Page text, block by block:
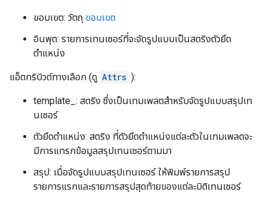
ขอบเขต: วัตถุ ขอบเขต
อินพุต: รายการเทนเซอร์ที่จะจัดรูปแบบเป็นสตริงตัวยึด
ตำแหน่ง
แอ็ตทริบิวต์ทางเลือก (ดู Attrs ):
template_: สตริง ซึ่งเป็นเทมเพลตสำหรับจัดรูปแบบสรุปเท
นเซอร์
ตัวยึดตำแหน่ง: สตริง ที่ตัวยึดตำแหน่งแต่ละตัวในเทมเพลตจะ
มีการแทรกข้อมูลสรุปเทนเซอร์ตามมา
สรุป: เมื่อจัดรูปแบบสรุปเทนเซอร์ ให้พิมพ์รายการสรุป
รายการแรกและรายการสรุปสุดท้ายของแต่ละมิติเทนเซอร์